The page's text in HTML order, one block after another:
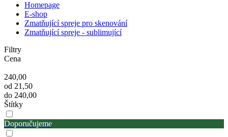
Homepage
E-shop
Zmatňující spreje pro skenování
Zmatňující spreje - sublimující
Filtry
Cena
240,00
od 21,50
do 240,00
Štítky
Doporučujeme